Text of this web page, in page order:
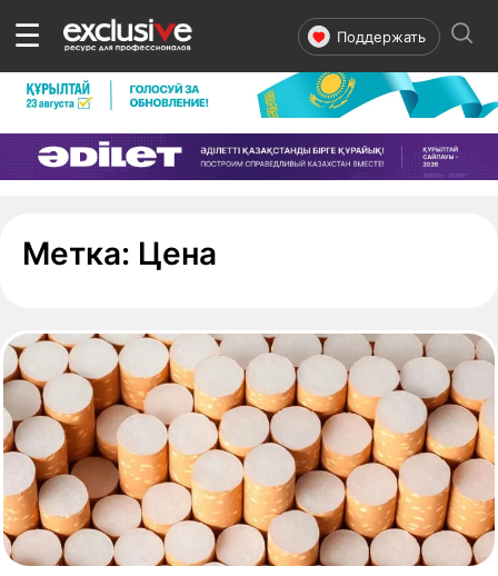
☰ Поддержать
Метка: Цена